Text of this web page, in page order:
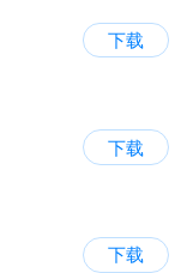
下载
下载
下载